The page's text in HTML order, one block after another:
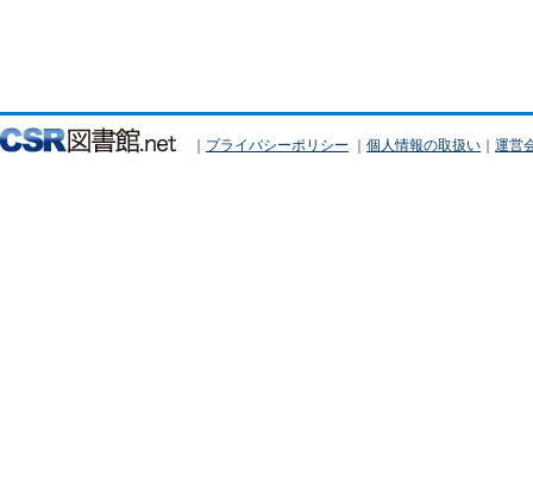
｜ プライバシーポリシー ｜ 個人情報の取扱い ｜ 運営